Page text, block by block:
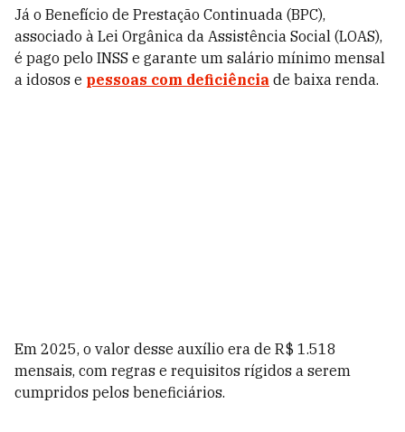
Já o Benefício de Prestação Continuada (BPC),
associado à Lei Orgânica da Assistência Social (LOAS),
é pago pelo INSS e garante um salário mínimo mensal
a idosos e pessoas com deficiência de baixa renda.
Em 2025, o valor desse auxílio era de R$ 1.518
mensais, com regras e requisitos rígidos a serem
cumpridos pelos beneficiários.